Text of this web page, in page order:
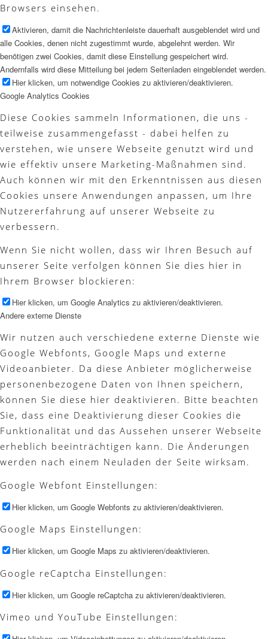
Browsers einsehen.
Aktivieren, damit die Nachrichtenleiste dauerhaft ausgeblendet wird und
alle Cookies, denen nicht zugestimmt wurde, abgelehnt werden. Wir
benötigen zwei Cookies, damit diese Einstellung gespeichert wird.
Andernfalls wird diese Mitteilung bei jedem Seitenladen eingeblendet werden.
Hier klicken, um notwendige Cookies zu aktivieren/deaktivieren.
Google Analytics Cookies
Diese Cookies sammeln Informationen, die uns -
teilweise zusammengefasst - dabei helfen zu
verstehen, wie unsere Webseite genutzt wird und
wie effektiv unsere Marketing-Maßnahmen sind.
Auch können wir mit den Erkenntnissen aus diesen
Cookies unsere Anwendungen anpassen, um Ihre
Nutzererfahrung auf unserer Webseite zu
verbessern.
Wenn Sie nicht wollen, dass wir Ihren Besuch auf
unserer Seite verfolgen können Sie dies hier in
Ihrem Browser blockieren:
Hier klicken, um Google Analytics zu aktivieren/deaktivieren.
Andere externe Dienste
Wir nutzen auch verschiedene externe Dienste wie
Google Webfonts, Google Maps und externe
Videoanbieter. Da diese Anbieter möglicherweise
personenbezogene Daten von Ihnen speichern,
können Sie diese hier deaktivieren. Bitte beachten
Sie, dass eine Deaktivierung dieser Cookies die
Funktionalität und das Aussehen unserer Webseite
erheblich beeinträchtigen kann. Die Änderungen
werden nach einem Neuladen der Seite wirksam.
Google Webfont Einstellungen:
Hier klicken, um Google Webfonts zu aktivieren/deaktivieren.
Google Maps Einstellungen:
Hier klicken, um Google Maps zu aktivieren/deaktivieren.
Google reCaptcha Einstellungen:
Hier klicken, um Google reCaptcha zu aktivieren/deaktivieren.
Vimeo und YouTube Einstellungen: